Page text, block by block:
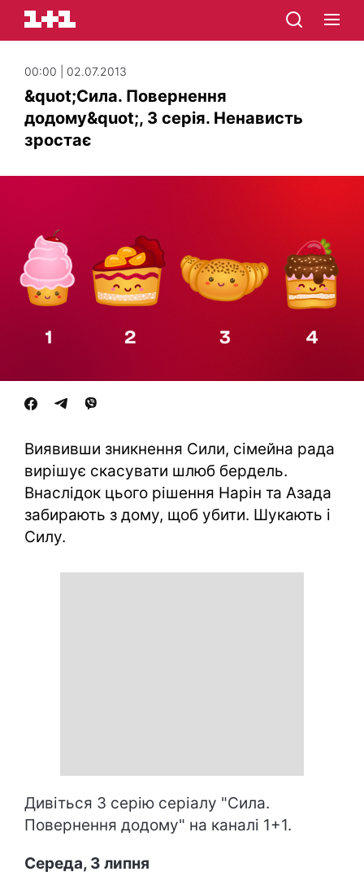
00:00 | 02.07.2013
&quot;Сила. Повернення
додому&quot;, 3 серія. Ненависть
зростає
Виявивши зникнення Сили, сімейна рада
вирішує скасувати шлюб бердель.
Внаслідок цього рішення Нарін та Азада
забирають з дому, щоб убити. Шукають і
Силу.
Дивіться 3 серію серіалу "Сила.
Повернення додому" на каналі 1+1.
Середа, 3 липня